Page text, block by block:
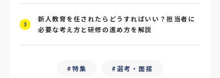
#ChatGPT #タイパ #就活動向
#フリーランス保護新法 #デイワーク
3
新人教育を任されたらどうすればいい？担当者に
必要な考え方と研修の進め方を解説
特集 選考・面接